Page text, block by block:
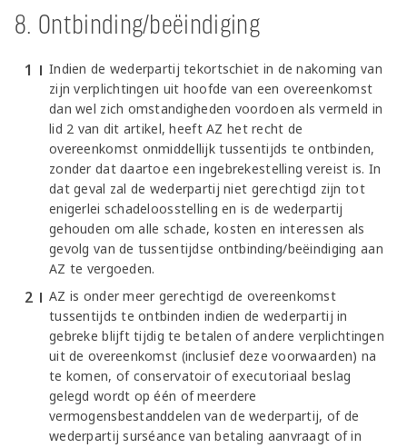
8. Ontbinding/beëindiging
Indien de wederpartij tekortschiet in de nakoming van
zijn verplichtingen uit hoofde van een overeenkomst
dan wel zich omstandigheden voordoen als vermeld in
lid 2 van dit artikel, heeft AZ het recht de
overeenkomst onmiddellijk tussentijds te ontbinden,
zonder dat daartoe een ingebrekestelling vereist is. In
dat geval zal de wederpartij niet gerechtigd zijn tot
enigerlei schadeloosstelling en is de wederpartij
gehouden om alle schade, kosten en interessen als
gevolg van de tussentijdse ontbinding/beëindiging aan
AZ te vergoeden.
AZ is onder meer gerechtigd de overeenkomst
tussentijds te ontbinden indien de wederpartij in
gebreke blijft tijdig te betalen of andere verplichtingen
uit de overeenkomst (inclusief deze voorwaarden) na
te komen, of conservatoir of executoriaal beslag
gelegd wordt op één of meerdere
vermogensbestanddelen van de wederpartij, of de
wederpartij surséance van betaling aanvraagt of in